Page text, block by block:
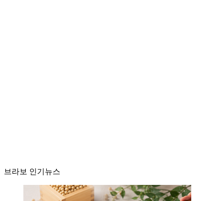
브라보 인기뉴스